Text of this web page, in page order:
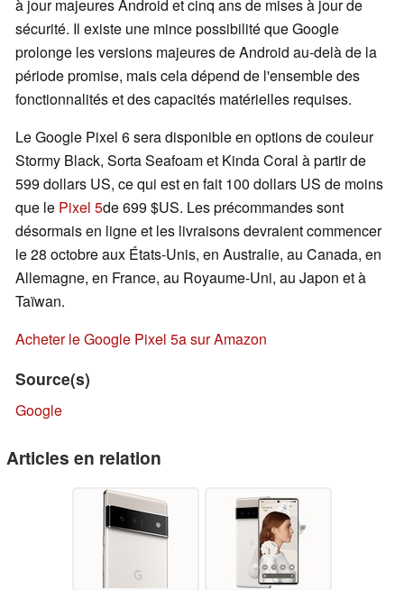
à jour majeures Android et cinq ans de mises à jour de
sécurité. Il existe une mince possibilité que Google
prolonge les versions majeures de Android au-delà de la
période promise, mais cela dépend de l'ensemble des
fonctionnalités et des capacités matérielles requises.
Le Google Pixel 6 sera disponible en options de couleur
Stormy Black, Sorta Seafoam et Kinda Coral à partir de
599 dollars US, ce qui est en fait 100 dollars US de moins
que le Pixel 5de 699 $US. Les précommandes sont
désormais en ligne et les livraisons devraient commencer
le 28 octobre aux États-Unis, en Australie, au Canada, en
Allemagne, en France, au Royaume-Uni, au Japon et à
Taïwan.
Acheter le Google Pixel 5a sur Amazon
Source(s)
Google
Articles en relation